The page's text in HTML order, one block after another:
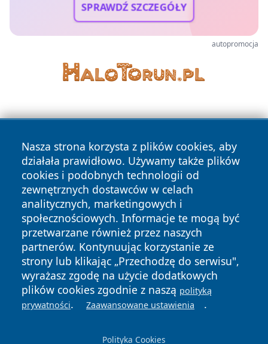
SPRAWDŹ SZCZEGÓŁY
autopromocja
Nasza strona korzysta z plików cookies, aby
działała prawidłowo. Używamy także plików
cookies i podobnych technologii od
zewnętrznych dostawców w celach
analitycznych, marketingowych i
społecznościowych. Informacje te mogą być
przetwarzane również przez naszych
partnerów. Kontynuując korzystanie ze
strony lub klikając „Przechodzę do serwisu",
wyrażasz zgodę na użycie dodatkowych
plików cookies zgodnie z naszą polityką
prywatności. Zaawansowane ustawienia .
Polityka Cookies
Copyright © 2026 czestochowanews.pl Wszystkie prawa
zastrzeżone.
News Autorzy
Polityka
Prywatności
Polityka
Cookies
cześć